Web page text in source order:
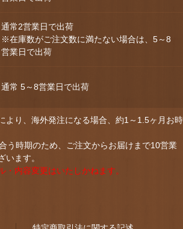
通常2営業日で出荷
※在庫数がご注文数に満たない場合は、5～8
営業日で出荷
通常 5～8営業日で出荷
より、海外発注になる場合、約1～1.5ヶ月お時
う時期のため、ご注文からお届けまで10営業
います。
・内容変更はいたしかねます。